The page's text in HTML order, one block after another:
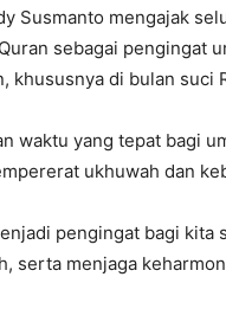
Susmanto mengajak
sebagai pengingat
khususnya di bulan suci
waktu yang tepat bagi
ukhuwah dan
pengingat bagi
serta menjaga